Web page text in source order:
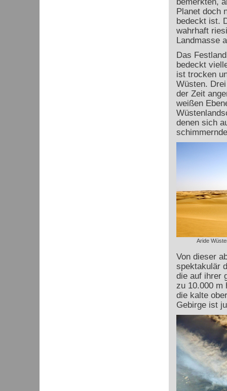
Planet doch
bedeckt ist.
wahrhaft
Landmasse
Das
bedeckt
ist trocken
Wüsten.
der Zeit
weißen
denen sich
Aride
Von dieser
spektakulär
die auf ihrer
zu 10.000 m
die kalte
Gebirge ist